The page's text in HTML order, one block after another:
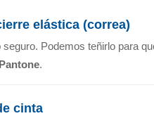
elástica (correa)
seguro. Podemos teñirlo para
.
cinta